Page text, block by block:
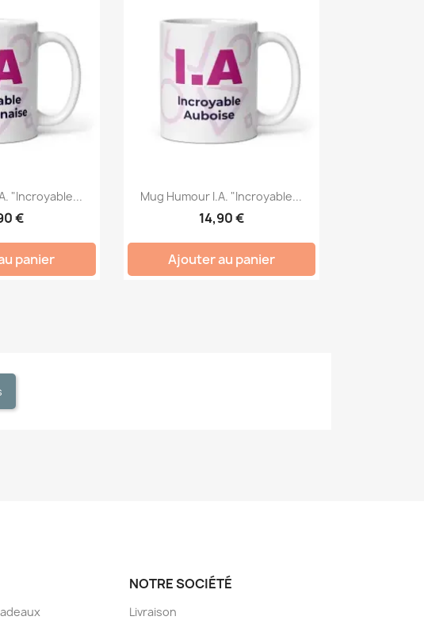
"Incroyable...
€
panier
Mug Humour I.A. "Incroyable...
14,90 €
Ajouter au panier
NOTRE SOCIÉTÉ
Livraison